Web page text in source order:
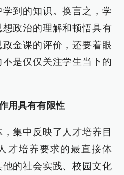
到的知识。换言之，学
政治的理解和顿悟具有
金课的评价，还要着眼
是仅仅关注学生当下的
用具有有限性
集中反映了人才培养目
才培养要求的最直接体
的社会实践、校园文化